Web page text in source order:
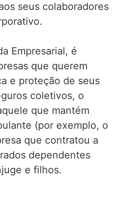
seus colaboradores
Empresarial, é
que querem
e proteção de seus
coletivos, o
que mantém
(por exemplo, o
que contratou a
dependentes
e filhos.